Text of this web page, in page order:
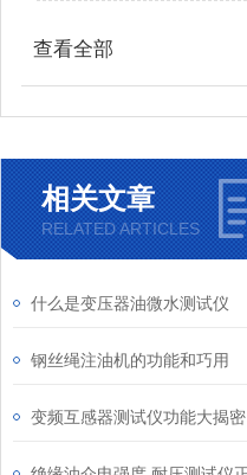
查看全部
相关文章
RELATED ARTICLES
什么是变压器油微水测试仪
钢丝绳注油机的功能和巧用
变频互感器测试仪功能大揭密